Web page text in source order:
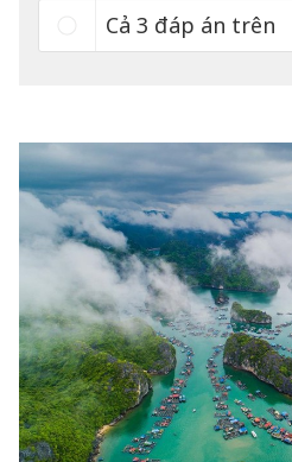
Cả 3 đáp án trên